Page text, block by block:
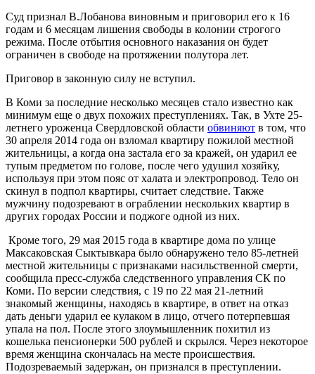
Суд признал В.Лобанова виновным и приговорил его к 16
годам и 6 месяцам лишения свободы в колонии строгого
режима. После отбытия основного наказания он будет
ограничен в свободе на протяжении полутора лет.
Приговор в законную силу не вступил.
В Коми за последние несколько месяцев стало известно как
минимум еще о двух похожих преступлениях. Так, в Ухте 25-
летнего уроженца Свердловской области обвиняют в том, что
30 апреля 2014 года он взломал квартиру пожилой местной
жительницы, а когда она застала его за кражей, он ударил ее
тупым предметом по голове, после чего удушил хозяйку,
используя при этом пояс от халата и электропровод. Тело он
скинул в подпол квартиры, считает следствие. Также
мужчину подозревают в ограблении нескольких квартир в
других городах России и поджоге одной из них.
Кроме того, 29 мая 2015 года в квартире дома по улице
Максаковская Сыктывкара было обнаружено тело 85-летней
местной жительницы с признаками насильственной смерти,
сообщила пресс-служба следственного управления СК по
Коми. По версии следствия, с 19 по 22 мая 21-летний
знакомый женщины, находясь в квартире, в ответ на отказ
дать деньги ударил ее кулаком в лицо, отчего потерпевшая
упала на пол. После этого злоумышленник похитил из
кошелька пенсионерки 500 рублей и скрылся. Через некоторое
время женщина скончалась на месте происшествия.
Подозреваемый задержан, он признался в преступлении.